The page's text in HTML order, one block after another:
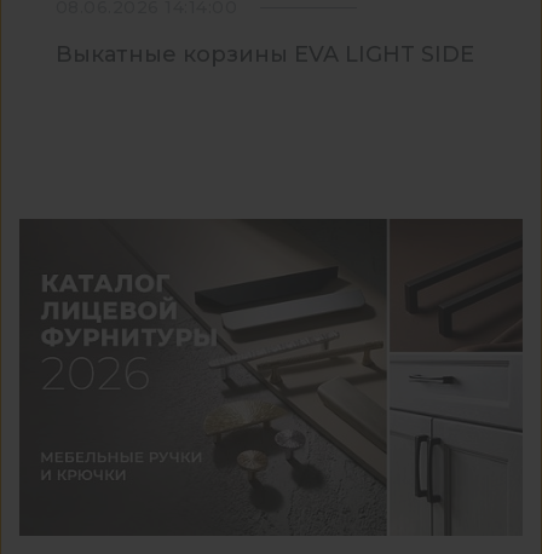
Выкатные корзины EVA LIGHT SIDE